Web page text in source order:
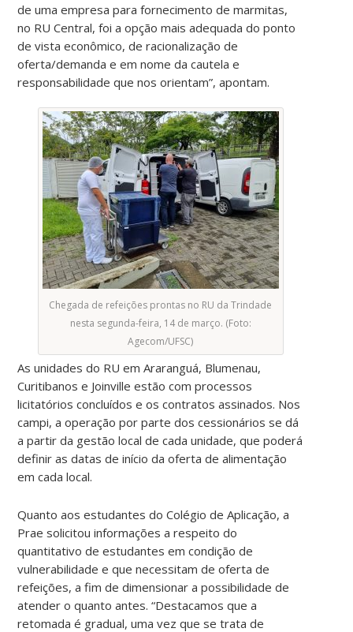
de uma empresa para fornecimento de marmitas,
no RU Central, foi a opção mais adequada do ponto
de vista econômico, de racionalização de
oferta/demanda e em nome da cautela e
responsabilidade que nos orientam”, apontam.
Chegada de refeições prontas no RU da Trindade
nesta segunda-feira, 14 de março. (Foto:
Agecom/UFSC)
As unidades do RU em Araranguá, Blumenau,
Curitibanos e Joinville estão com processos
licitatórios concluídos e os contratos assinados. Nos
campi, a operação por parte dos cessionários se dá
a partir da gestão local de cada unidade, que poderá
definir as datas de início da oferta de alimentação
em cada local.
Quanto aos estudantes do Colégio de Aplicação, a
Prae solicitou informações a respeito do
quantitativo de estudantes em condição de
vulnerabilidade e que necessitam de oferta de
refeições, a fim de dimensionar a possibilidade de
atender o quanto antes. “Destacamos que a
retomada é gradual, uma vez que se trata de